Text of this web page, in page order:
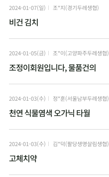
2024-01-07(일) 조*지(경기두레생협)
비건 김치
2024-01-05(금) 조*이(고양파주두레생협)
조정이회원입니다, 물품건의
2024-01-03(수) 정*훈(서울남부두레생협)
천연 식물염색 오가닉 타월
2024-01-03(수) 김*덕(팔당생명살림생협)
고체치약